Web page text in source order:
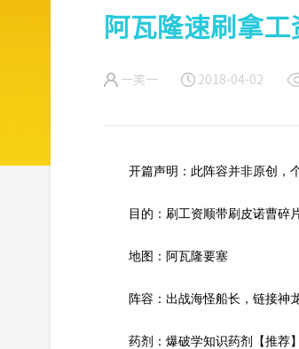
阿瓦隆速刷拿工
一笑一 2018-04-02
开篇声明：此阵容并非原创，
目的：刷工资顺带刷皮诺曹碎
地图：阿瓦隆要塞
阵容：出战海怪船长，链接神
药剂：爆破学知识药剂【推荐】